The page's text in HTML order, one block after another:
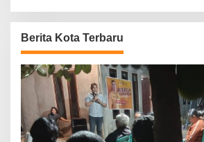
Berita Kota Terbaru